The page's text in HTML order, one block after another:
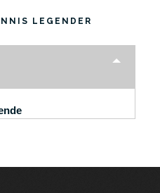
LEGENDER